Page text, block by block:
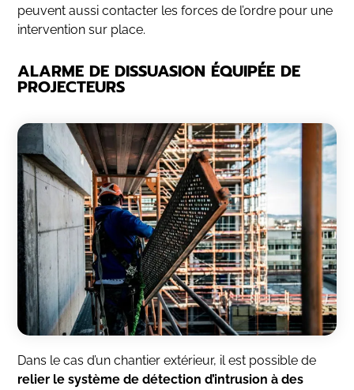
peuvent aussi contacter les forces de l’ordre pour une
intervention sur place.
ALARME DE DISSUASION ÉQUIPÉE DE
PROJECTEURS
Dans le cas d’un chantier extérieur, il est possible de
relier le système de détection d’intrusion à des